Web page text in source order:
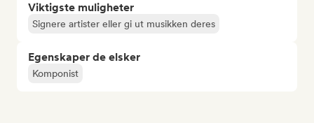
Viktigste muligheter
Signere artister eller gi ut musikken deres
Egenskaper de elsker
Komponist